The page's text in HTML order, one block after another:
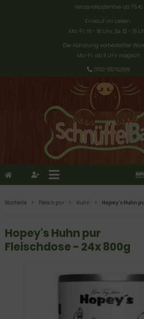
Versandkostenfrei ab 75 €
Einkauf im Laden:
Mo.-Fr. 15 - 18 Uhr, Sa. 12 - 15
Die Abholung vorbestellter
Mo.-Fr. ab 11 Uhr möglich
0152-55752198
Startseite Fleisch pur Huhn Hopey's Huhn
Hopey's Huhn pur
Fleischdose - 24x 800g